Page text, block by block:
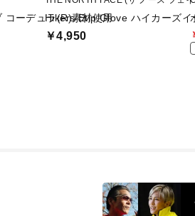
コーデュラ(R)素材使用
Hikers Etip Glove ハイカーズイ
￥4,950